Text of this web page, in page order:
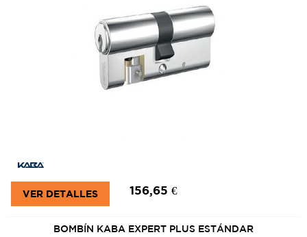
156,65 €
VER DETALLES
BOMBÍN KABA EXPERT PLUS ESTÁNDAR